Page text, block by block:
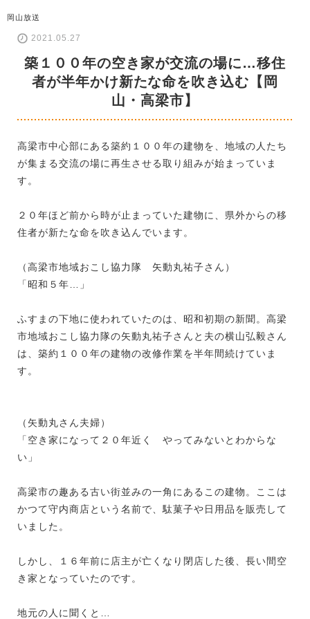
岡山放送
2021.05.27
築１００年の空き家が交流の場に…移住
者が半年かけ新たな命を吹き込む【岡
山・高梁市】
高梁市中心部にある築約１００年の建物を、地域の人たち
が集まる交流の場に再生させる取り組みが始まっていま
す。
２０年ほど前から時が止まっていた建物に、県外からの移
住者が新たな命を吹き込んでいます。
（高梁市地域おこし協力隊 矢動丸祐子さん）
「昭和５年…」
ふすまの下地に使われていたのは、昭和初期の新聞。高梁
市地域おこし協力隊の矢動丸祐子さんと夫の横山弘毅さん
は、築約１００年の建物の改修作業を半年間続けていま
す。
（矢動丸さん夫婦）
「空き家になって２０年近く やってみないとわからな
い」
高梁市の趣ある古い街並みの一角にあるこの建物。ここは
かつて守内商店という名前で、駄菓子や日用品を販売して
いました。
しかし、１６年前に店主が亡くなり閉店した後、長い間空
き家となっていたのです。
地元の人に聞くと…